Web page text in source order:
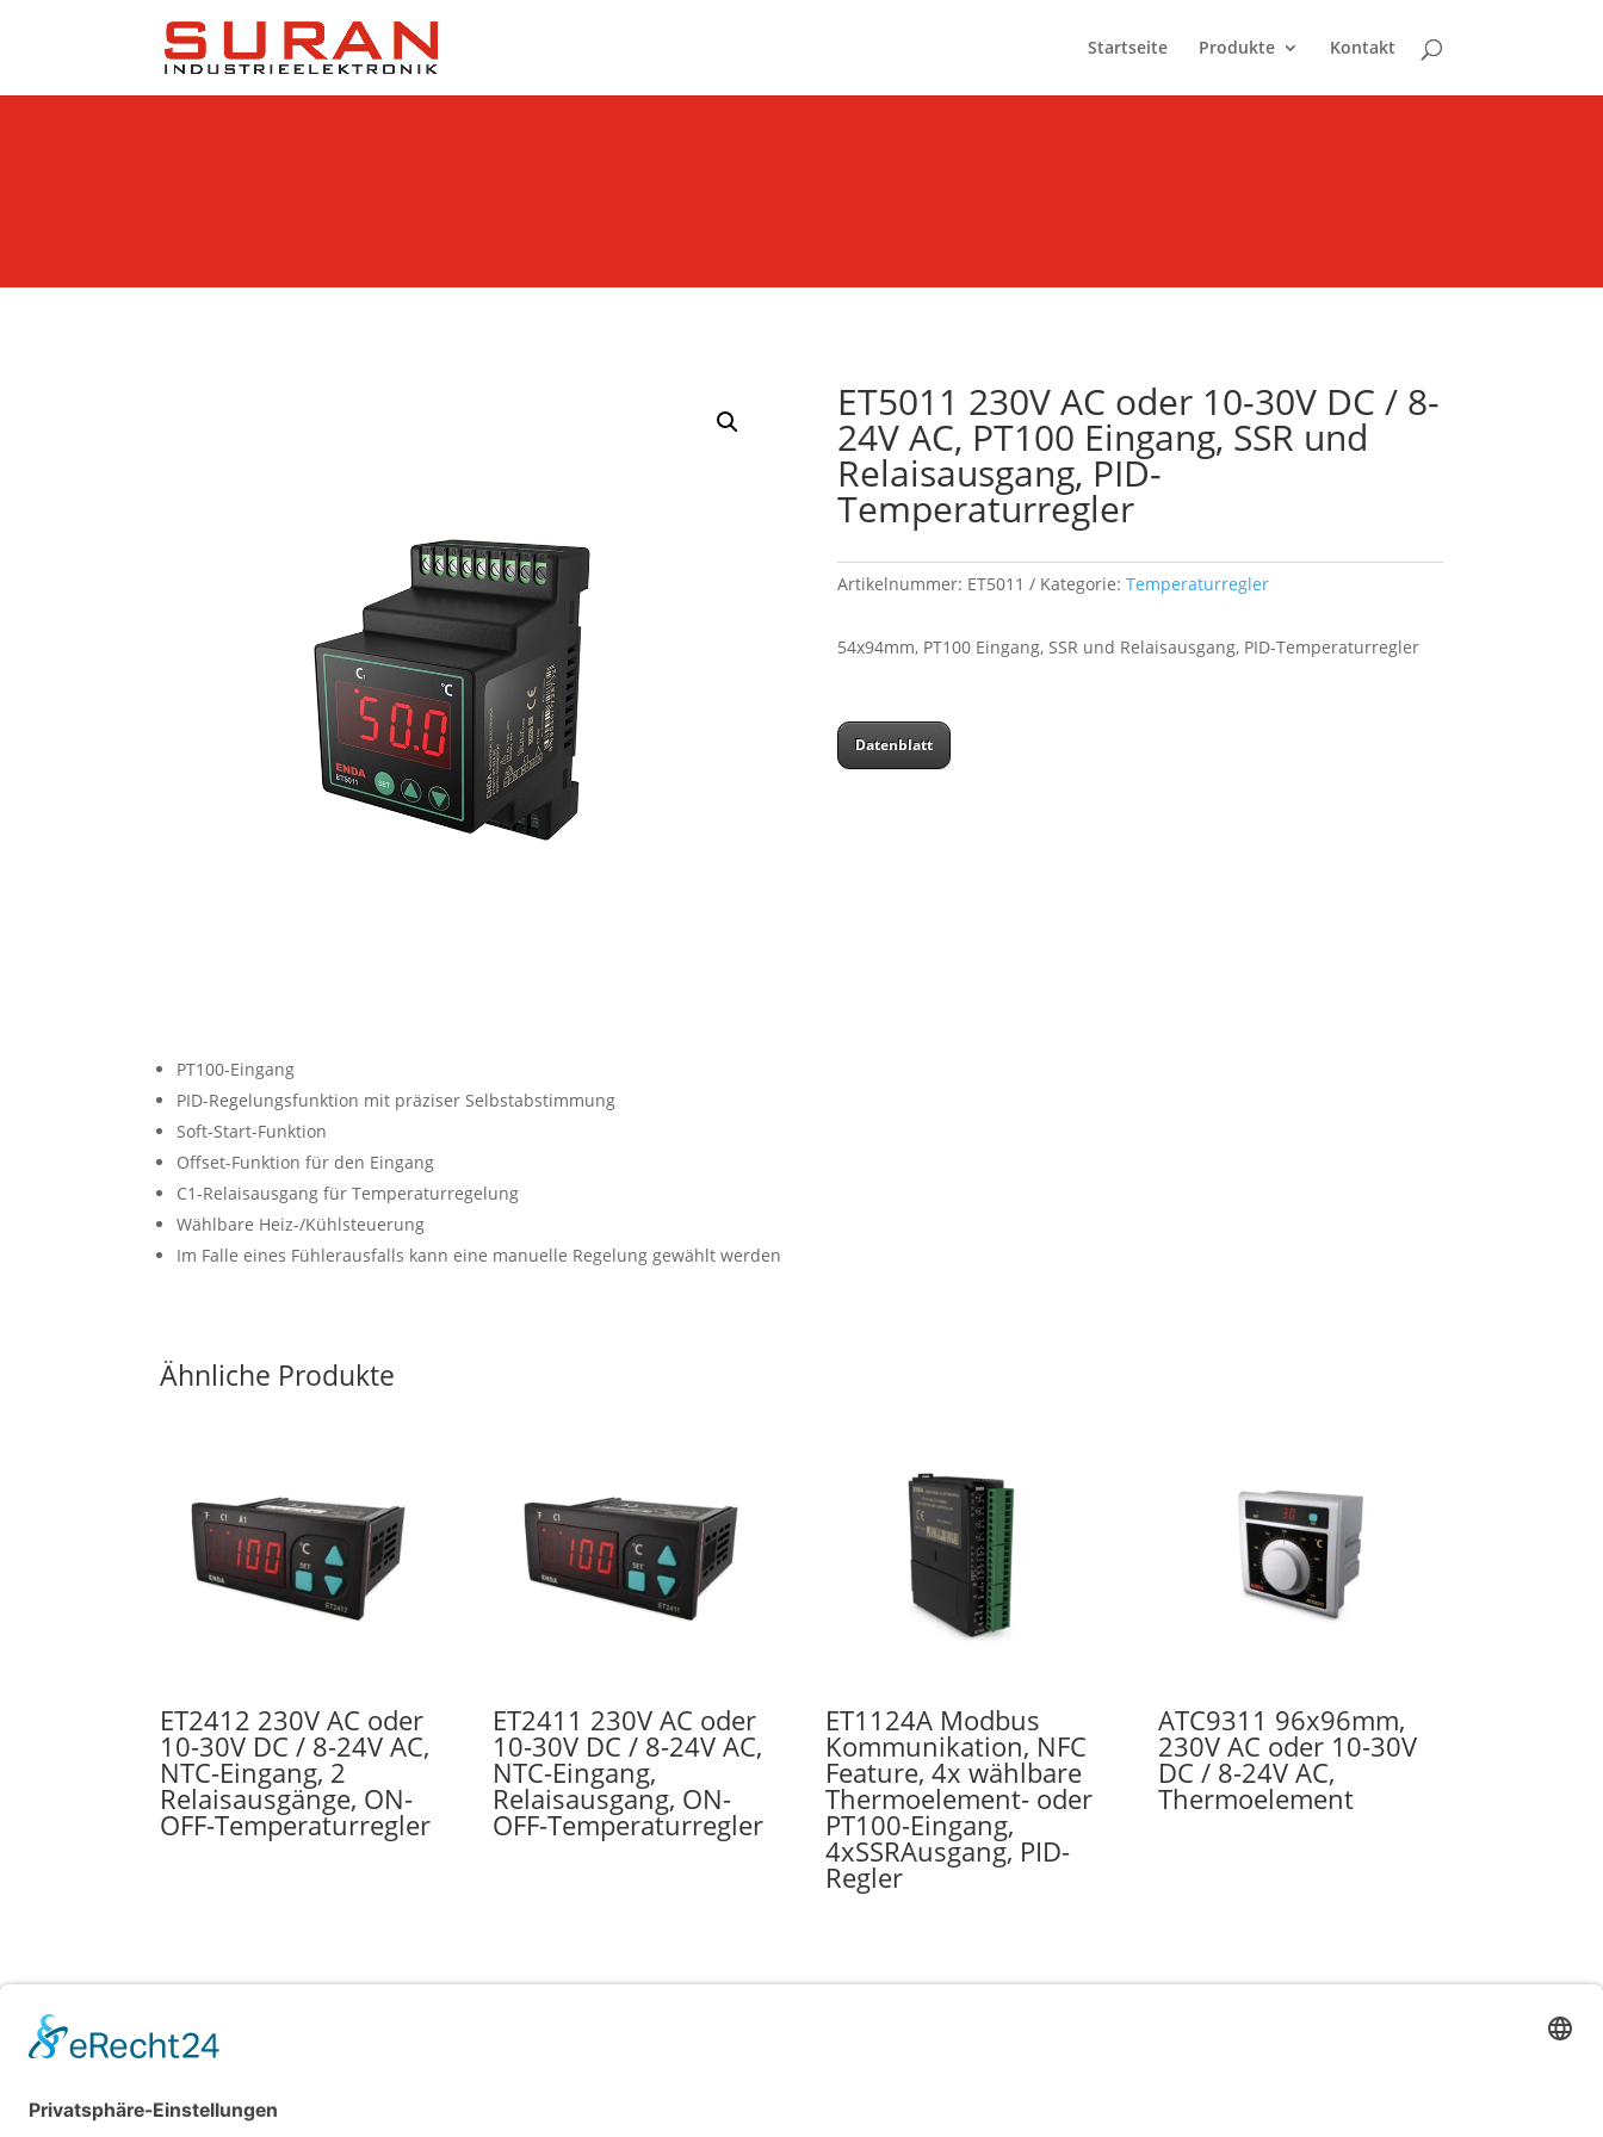
Startseite Produkte Kontakt
ET5011 230V AC oder 10-30V DC / 8-
24V AC, PT100 Eingang, SSR und
Relaisausgang, PID-
Temperaturregler
Artikelnummer: ET5011 Kategorie: Temperaturregler
54x94mm, PT100 Eingang, SSR und Relaisausgang, PID-Temperaturregler
Datenblatt
PT100-Eingang
PID-Regelungsfunktion mit präziser Selbstabstimmung
Soft-Start-Funktion
Offset-Funktion für den Eingang
C1-Relaisausgang für Temperaturregelung
Wählbare Heiz-/Kühlsteuerung
Im Falle eines Fühlerausfalls kann eine manuelle Regelung gewählt werden
Ähnliche Produkte
ET2412 230V AC oder
10-30V DC / 8-24V AC,
NTC-Eingang, 2
Relaisausgänge, ON-
OFF-Temperaturregler
ET2411 230V AC oder
10-30V DC / 8-24V AC,
NTC-Eingang,
Relaisausgang, ON-
OFF-Temperaturregler
ET1124A Modbus
Kommunikation, NFC
Feature, 4x wählbare
Thermoelement- oder
PT100-Eingang,
4xSSRAusgang, PID-
Regler
ATC9311 96x96mm,
230V AC oder 10-30V
DC / 8-24V AC,
Thermoelement